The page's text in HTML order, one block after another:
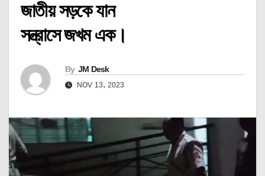
জাতীয় সড়কে যান
সন্ত্রাসে জখম এক।
By JM Desk
NOV 13, 2023